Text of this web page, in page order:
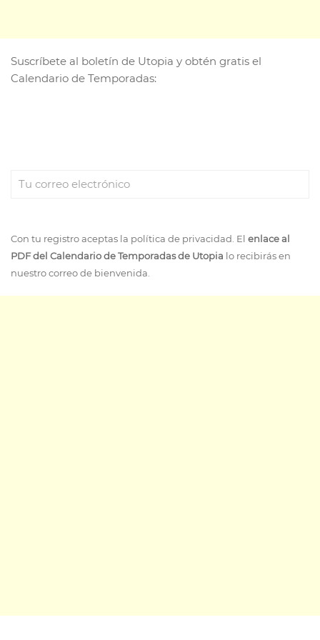
Suscríbete al boletín de Utopia y obtén gratis el
Calendario de Temporadas:
Con tu registro aceptas la política de privacidad. El enlace al
PDF del Calendario de Temporadas de Utopia lo recibirás en
nuestro correo de bienvenida.